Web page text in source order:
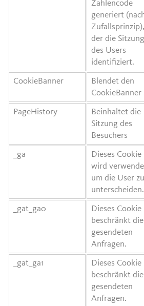
Zahlencode
generiert
Zufallsprinzip),
der die Sitzung
des Users
identifiziert.
CookieBanner
Blendet den
CookieBanner
PageHistory
Beinhaltet die
Sitzung des
Besuchers
_ga
Dieses Cookie
wird
um die User zu
unterscheiden.
_gat_ga0
Dieses Cookie
beschränkt die
gesendeten
Anfragen.
_gat_ga1
Dieses Cookie
beschränkt die
gesendeten
Anfragen.